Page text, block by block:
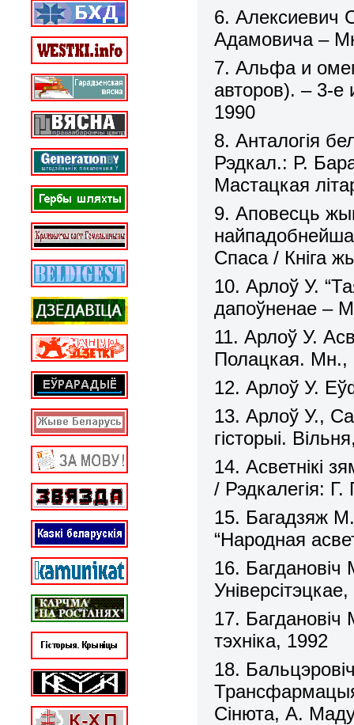
6. Алексиевич
Адамовича –
7. Альфа и
авторов). – 3-е
1990
8. Анталогія
Рэдкал.: Р.
Мастацкая
9. Аповесць
Спаса / Кніга
10. Арлоў У.
дапоўненае –
11. Арлоў У.
Полацкая. Мн.,
12. Арлоў У.
13. Арлоў У.,
гісторыі.
14. Асветнікі
/ Рэдкалегія:
15. Багадзяж
“Народная
16.
17.
тэхніка, 1992
18.
Сінюта, А.